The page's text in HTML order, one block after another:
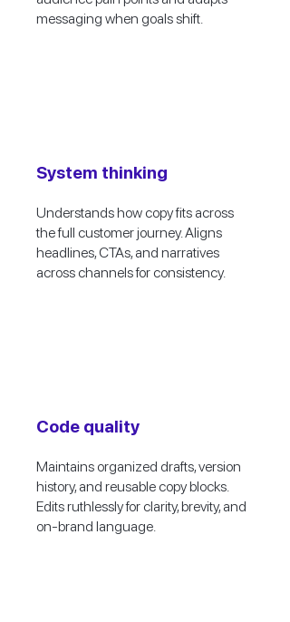
messaging when goals shift.
System thinking
Understands how copy fits across
the full customer journey. Aligns
headlines, CTAs, and narratives
across channels for consistency.
Code quality
Maintains organized drafts, version
history, and reusable copy blocks.
Edits ruthlessly for clarity, brevity, and
on-brand language.